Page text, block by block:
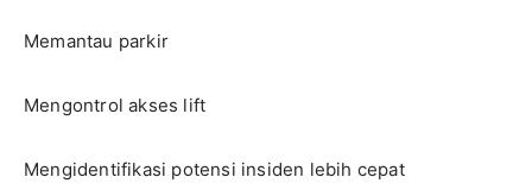
Memantau parkir
Mengontrol akses lift
Mengidentifikasi potensi insiden lebih cepat